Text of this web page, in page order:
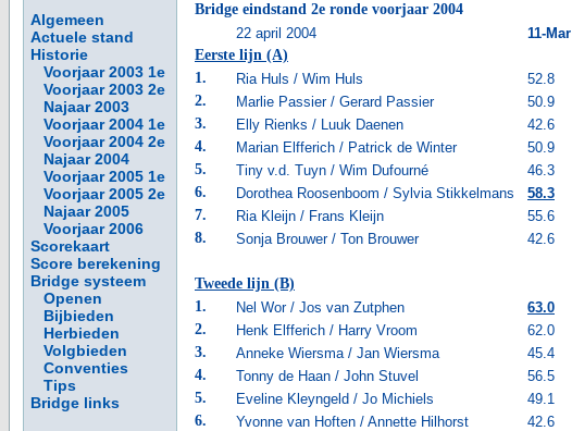
Algemeen
Actuele stand
Historie
Voorjaar 2003 1e
Voorjaar 2003 2e
Najaar 2003
Voorjaar 2004 1e
Voorjaar 2004 2e
Najaar 2004
Voorjaar 2005 1e
Voorjaar 2005 2e
Najaar 2005
Voorjaar 2006
Scorekaart
Score berekening
Bridge systeem
Openen
Bijbieden
Herbieden
Volgbieden
Conventies
Tips
Bridge links
Bridge eindstand 2e ronde voorjaar 2004
22 april 2004
11-Mar
Eerste lijn (A)
1.
Ria Huls / Wim Huls 52.8
2.
Marlie Passier / Gerard Passier 50.9
3.
Elly Rienks / Luuk Daenen 42.6
4.
Marian Elfferich / Patrick de Winter 50.9
5.
Tiny v.d. Tuyn / Wim Dufourné 46.3
6.
Dorothea Roosenboom / Sylvia Stikkelmans 58.3
7.
Ria Kleijn / Frans Kleijn 55.6
8.
Sonja Brouwer / Ton Brouwer 42.6
Tweede lijn (B)
1.
Nel Wor / Jos van Zutphen 63.0
2.
Henk Elfferich / Harry Vroom 62.0
3.
Anneke Wiersma / Jan Wiersma 45.4
4.
Tonny de Haan / John Stuvel 56.5
5.
Eveline Kleyngeld / Jo Michiels 49.1
6.
Yvonne van Hoften / Annette Hilhorst 42.6